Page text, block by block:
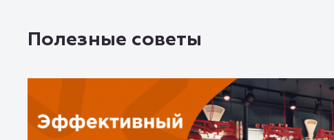
Полезные советы